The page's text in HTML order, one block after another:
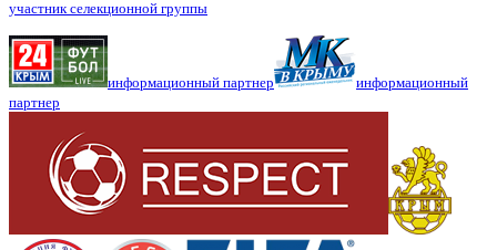
участник селекционной группы
информационный партнер
информационный
партнер